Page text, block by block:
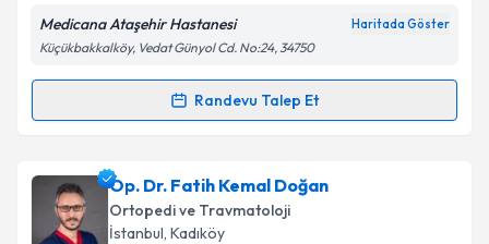
Kişisel verilerimin işlenmesine ilişkin
Aydınlatma
Metni'ni okudum ve kişisel verilerimin belirtilen
kapsamda işlenmesini kabul ediyorum.
Medicana Ataşehir Hastanesi Haritada Göster
Küçükbakkalköy, Vedat Günyol Cd. No:24, 34750
Randevu Talep Et
Randevu Takvimi Talebi
Prof. Dr. Cafer Adıgüzeliçin randevu takvimi talebi
oluşturun. Size bu uzmandan randevu almanız için bir
takvim hazırlandığında e-posta ile bilgilendireceğiz.
Op. Dr. Fatih Kemal Doğan
Ortopedi ve Travmatoloji
İstanbul, Kadıköy